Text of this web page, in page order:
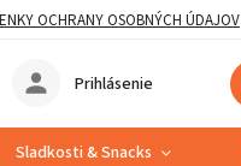
OCHRANY OSOBNÝCH ÚDAJOV
Prihlásenie
Sladkosti & Snacks